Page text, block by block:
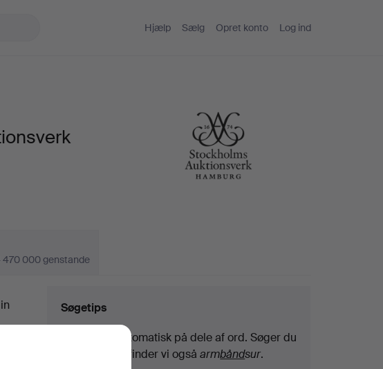
Hjælp Sælg Opret konto Log ind
470 000 genstande
Søgetips
Vi søger automatisk på dele af ord. Søger du
, finder vi ogsåarmbåndsur.